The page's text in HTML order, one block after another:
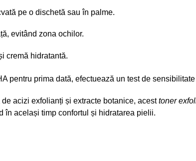
pe o dischetă sau în palme.
evitând zona ochilor.
cremă hidratantă.
pentru prima dată, efectuează un test de
acizi exfolianți și extracte botanice, acesttoner
în același timp confortul și hidratarea pielii.